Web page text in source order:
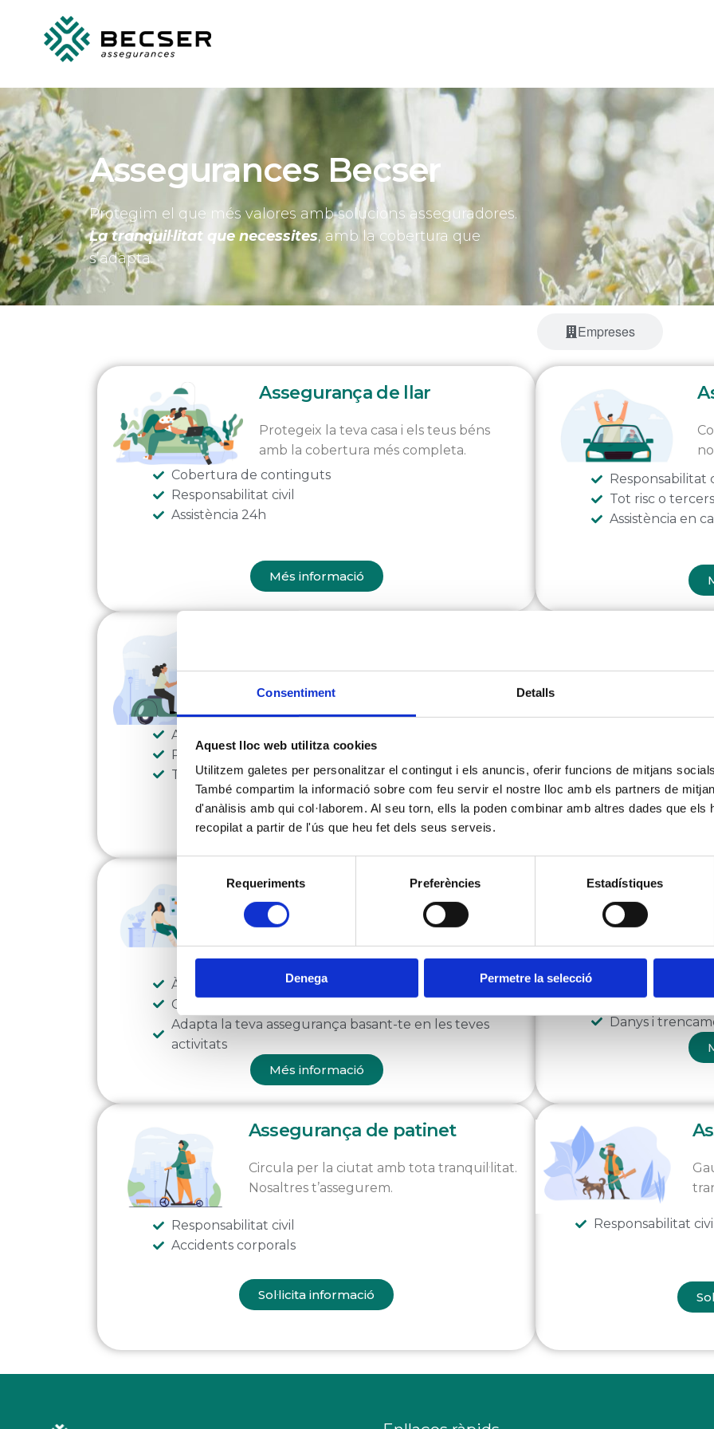
Consentiment Detalls
Aquest lloc web utilitza cookies
Utilitzem galetes per personalitzar el contingut i els anuncis, oferir funcions de mitjans
També compartim la informació sobre com feu servir el nostre lloc amb els partners de
d'anàlisis amb qui col·laborem. Al seu torn, ells la poden combinar amb altres dades que els
recopilat a partir de l'ús que heu fet dels seus serveis.
Selecció
consentiment
Requeriments Preferències Estadístiques
Denega Permetre la selecció
Assegurances Becser
Protegim el que més valores amb solucions asseguradores.
La tranquil·litat que necessites, amb la cobertura que
s’adapta.
Empreses
Assegurança de llar
Protegeix la teva casa i els teus béns
amb la cobertura més completa.
Cobertura de continguts
Responsabilitat civil
Assistència 24h
Més informació
Responsabilitat
Tot risc o tercers
Assistència en
Perdre’t és llibertat. Trobar-te és salvar la
teva vida.
Assistència en carretera des del km 0
Peritatge en menys de 24 h
Taller premium amb avantatges exclusius
Més informació
No hi
Repatriació
Assegurança d'accidents
personals
Gaudeix del que t’agrada amb la
tranquil·litat d’estar protegit.
Àmplies cobertures
Garanties imprescindibles
Adapta la teva assegurança basant-te en les teves
activitats
Més informació
Àmplies
Defensa jurídica
Danys i
Assegurança de patinet
Circula per la ciutat amb tota tranquil·litat.
Nosaltres t’assegurem.
Responsabilitat civil
Accidents corporals
Sol·licita informació
Responsabilitat